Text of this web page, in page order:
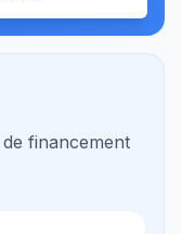
financement